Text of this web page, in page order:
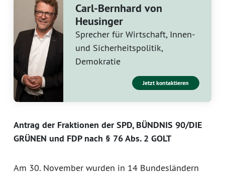
Carl-Bernhard von
Heusinger
Sprecher für Wirtschaft, Innen-
und Sicherheitspolitik,
Demokratie
Jetzt kontaktieren
Antrag der Fraktionen der SPD, BÜNDNIS 90/DIE
GRÜNEN und FDP nach § 76 Abs. 2 GOLT
Am 30. November wurden in 14 Bundesländern